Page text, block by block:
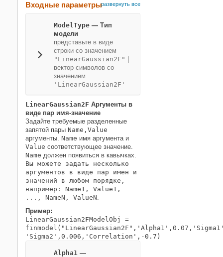
Входные параметрыразвернуть все
ModelType — Тип
модели
представьте в виде
строки со значением
"LinearGaussian2F"
вектор символов со
значением
'LinearGaussian2F'
LinearGaussian2F Аргументы в
виде пар имя-значение
Задайте требуемые разделенные
запятой пары Name,Value
аргументы. Name имя аргумента и
Value соответствующее значение.
Name должен появиться в кавычках.
Вы можете задать несколько
аргументов в виде пар имен и
значений в любом порядке,
например: Name1, Value1,
..., NameN, ValueN.
Пример:
LinearGaussian2FModelObj =
'Sigma2',0.006,'Correlation',-0.7)
Alpha1 —